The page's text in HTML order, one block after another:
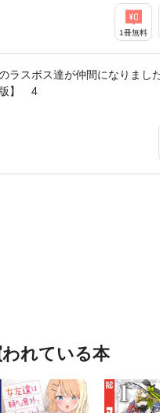
1冊無料
ラスボス達が仲間になりました
版】 4
れている本